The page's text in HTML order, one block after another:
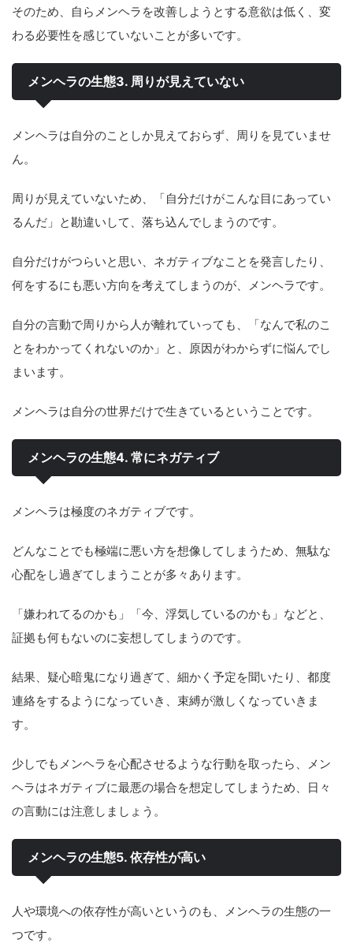
そのため、自らメンヘラを改善しようとする意欲は低く、変
わる必要性を感じていないことが多いです。
メンヘラの生態3. 周りが見えていない
メンヘラは自分のことしか見えておらず、周りを見ていませ
ん。
周りが見えていないため、「自分だけがこんな目にあってい
るんだ」と勘違いして、落ち込んでしまうのです。
自分だけがつらいと思い、ネガティブなことを発言したり、
何をするにも悪い方向を考えてしまうのが、メンヘラです。
自分の言動で周りから人が離れていっても、「なんで私のこ
とをわかってくれないのか」と、原因がわからずに悩んでし
まいます。
メンヘラは自分の世界だけで生きているということです。
メンヘラの生態4. 常にネガティブ
メンヘラは極度のネガティブです。
どんなことでも極端に悪い方を想像してしまうため、無駄な
心配をし過ぎてしまうことが多々あります。
「嫌われてるのかも」「今、浮気しているのかも」などと、
証拠も何もないのに妄想してしまうのです。
結果、疑心暗鬼になり過ぎて、細かく予定を聞いたり、都度
連絡をするようになっていき、束縛が激しくなっていきま
す。
少しでもメンヘラを心配させるような行動を取ったら、メン
ヘラはネガティブに最悪の場合を想定してしまうため、日々
の言動には注意しましょう。
メンヘラの生態5. 依存性が高い
人や環境への依存性が高いというのも、メンヘラの生態の一
つです。